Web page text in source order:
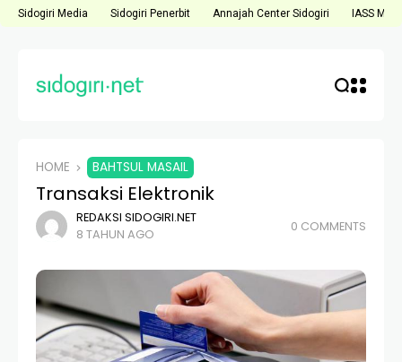
Sidogiri Media Sidogiri Penerbit Annajah Center Sidogiri IASS
HOME BAHTSUL MASAIL
Transaksi Elektronik
REDAKSI SIDOGIRI.NET
8 TAHUN AGO
0 COMMENTS